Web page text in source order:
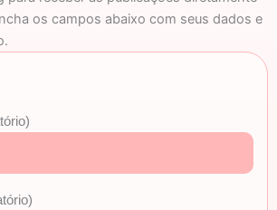
os campos abaixo com seus dados e